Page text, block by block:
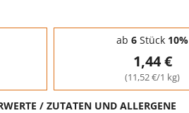
ab 6 Stück 10%
1,44 €
(11,52 €/1 kg)
/ ZUTATEN UND ALLERGENE